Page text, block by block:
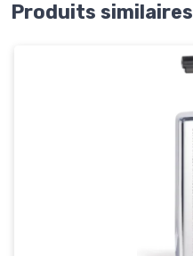
Produits similaires